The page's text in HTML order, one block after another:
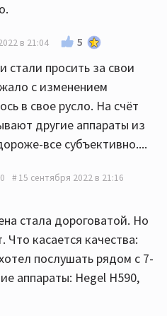
в 21:04 5
стали просить за свои
с изменением
в свое русло. На счёт
другие аппараты из
все субъективно....
15 сентября 2022 в 21:16
стала дороговатой. Но
Что касается качества:
послушать рядом с 7-
аппараты: Hegel H590,